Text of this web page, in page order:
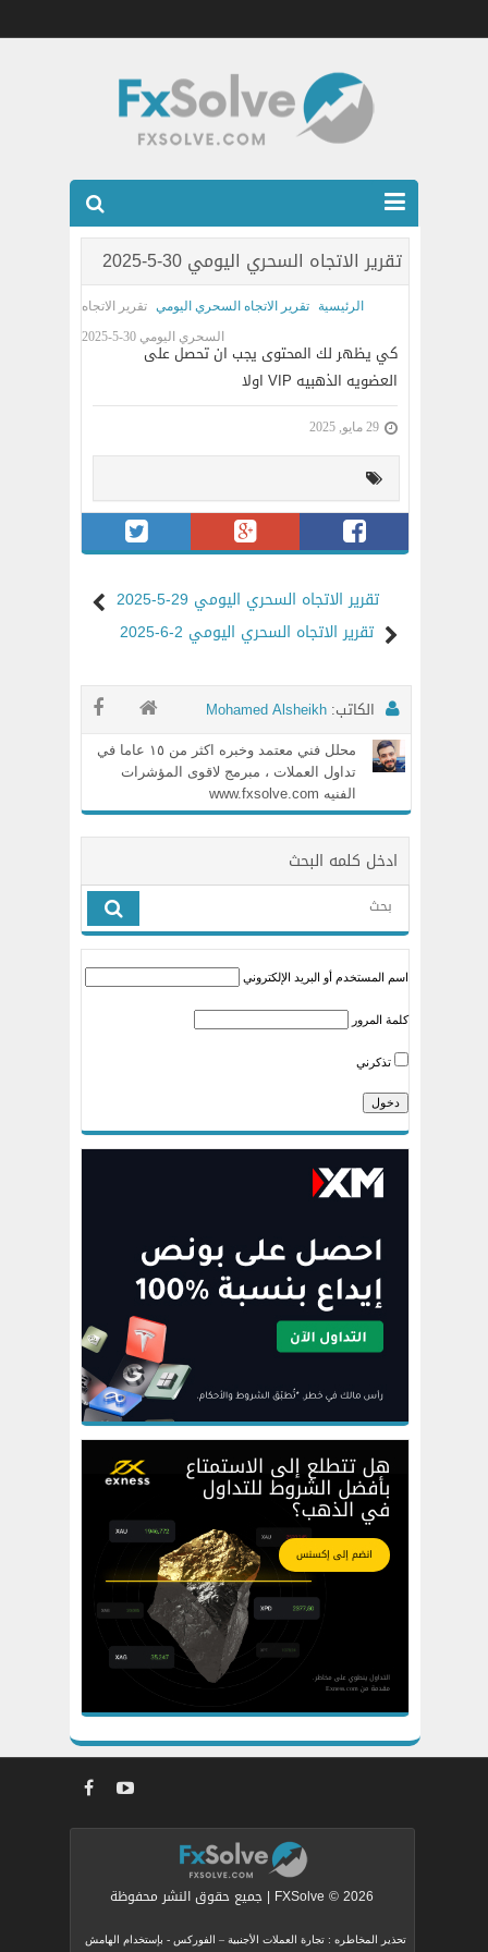
شركات الفوركس المرخصه
العضويه الذهبيه VIP
اتصل بنا
تقرير الاتجاه السحري اليومي 30-5-2025
الرئيسية تقرير الاتجاه السحري اليومي تقرير الاتجاه
السحري اليومي 30-5-2025
كي يظهر لك المحتوى يجب ان تحصل على
العضويه الذهبيه VIP اولا
29 مايو, 2025
تقرير الاتجاه السحري اليومي 29-5-2025
تقرير الاتجاه السحري اليومي 2-6-2025
الكاتب: Mohamed Alsheikh
محلل فني معتمد وخبره اكثر من ١٥ عاما في
تداول العملات ، مبرمج لاقوى المؤشرات
الفنيه www.fxsolve.com
ادخل كلمه البحث
اسم المستخدم أو البريد الإلكتروني
كلمة المرور
تذكرني
FXSolve © 2026 | جميع حقوق النشر محفوظة
تحذير المخاطره : تجارة العملات الأجنبية – الفوركس - بإستخدام الهامش